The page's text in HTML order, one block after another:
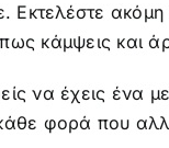
Εκτελέστε
κάμψεις και
να έχεις ένα
φορά που